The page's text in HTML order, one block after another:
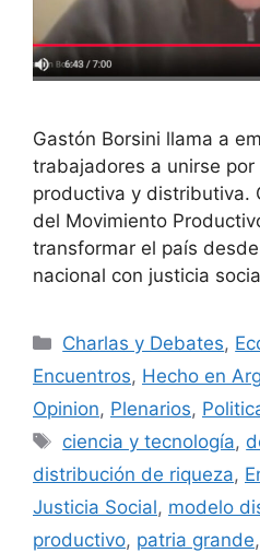
Gastón Borsini llama a
trabajadores a unirse por
productiva y distributiva.
del Movimiento
transformar el país
nacional con justicia
Charlas y Debates,
Encuentros, Hecho en
Opinion, Plenarios,
ciencia y tecnología,
distribución de riqueza,
Justicia Social, modelo
productivo, patria grande,